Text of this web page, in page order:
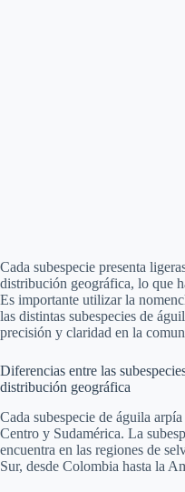
Cada subespecie presenta
distribución geográfica, lo que
Es importante utilizar la
las distintas subespecies de
precisión y claridad en la
Diferencias entre las
distribución geográfica
Cada subespecie de águila
Centro y Sudamérica. La
encuentra en las regiones de
Sur, desde Colombia hasta la